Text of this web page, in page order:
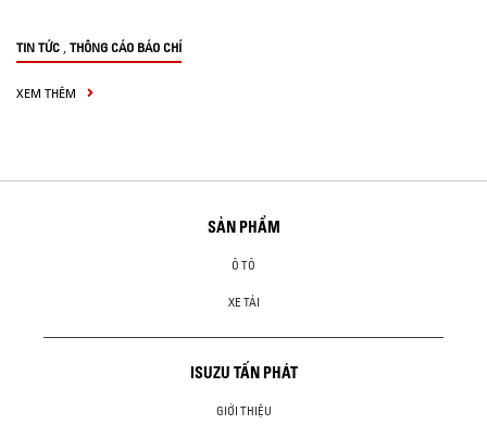
TIN TỨC , THÔNG CÁO BÁO CHÍ
XEM THÊM
SẢN PHẨM
Ô TÔ
XE TẢI
ISUZU TẤN PHÁT
GIỚI THIỆU